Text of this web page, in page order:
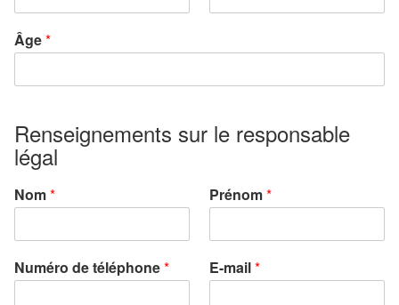
Âge*
Renseignements sur le responsable
légal
Nom* Prénom*
Numéro de téléphone* E-mail*